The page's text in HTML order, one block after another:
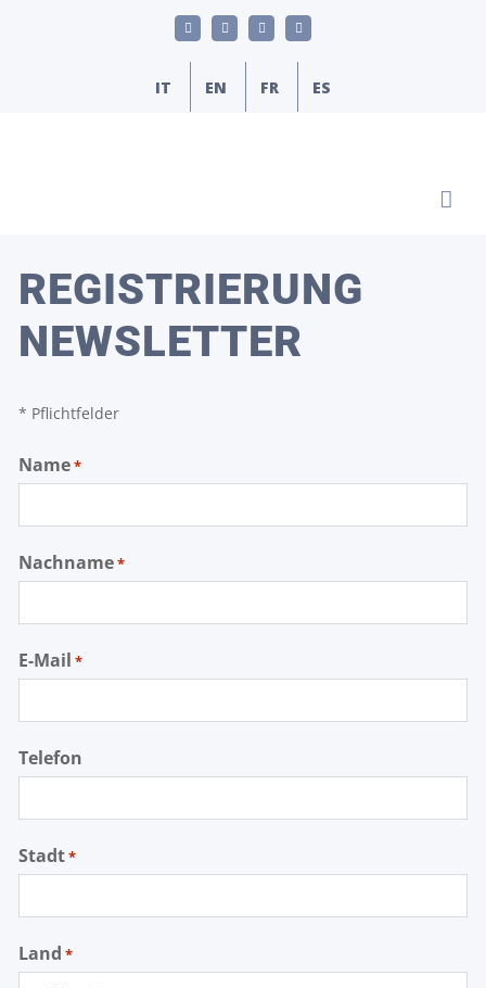
LinkedInYouTubeFacebook
E-
Mail
IT EN FR ES
REGISTRIERUNG
NEWSLETTER
* Pflichtfelder
Name*
Nachname*
E-Mail *
Telefon
Stadt*
Land *